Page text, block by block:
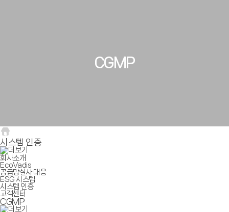
CGMP
시스템 인증
회사소개
EcoVadis
공급망실사 대응
ESG 시스템
시스템 인증
고객센터
CGMP